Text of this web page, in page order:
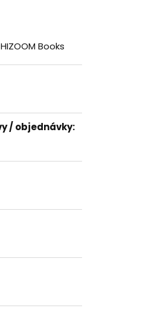
Books
/ objednávky: